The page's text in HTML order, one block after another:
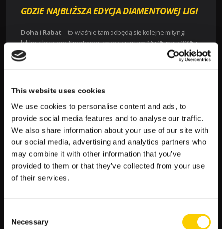
This website uses cookies
We use cookies to personalise content and ads, to
provide social media features and to analyse our traffic.
We also share information about your use of our site with
our social media, advertising and analytics partners who
may combine it with other information that you’ve
provided to them or that they’ve collected from your use
of their services.
Selection
Necessary
GDZIE NAJBLIŻSZA EDYCJA DIAMENTOWEJ LIGI
Doha i Rabat– to właśnie tam odbędą się kolejne mityngi
lekkoatletyczne. Sportowcy zmierza się tam 16 i 25 maja 2025 r.
DIAMENTOWEJ LIGI 2025
Na wynik każdej lekkoatletycznej rywalizacji wpływ ma wiele
czynników. Aby przygotować się do gry i stawiać tylko pewne
typy bukmacherskie warto je poznać i porównać. Na co zwrócić
szczególną uwagę?
indywidualne preferencje zawodników co do miejsca
rywalizacji (hala czy świeże powietrze)
wyniki osiągane podczas ostatnich występów –
ranga zawodów – najważniejsze w lekkoatletyce są po